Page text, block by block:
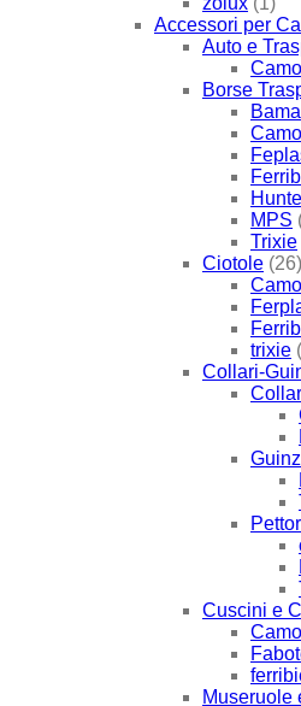
Accessori per
Auto e
Borse
Bama
MPS
Trixie
Ciotole (26)
trixie
Collari-
Cuscini e
Museruole